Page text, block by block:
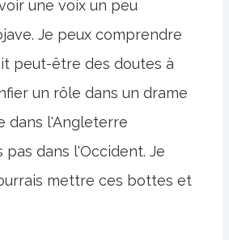
une voix un peu
Je peux comprendre
peut-être des doutes à
un rôle dans un drame
dans l'Angleterre
pas dans l'Occident. Je
mettre ces bottes et